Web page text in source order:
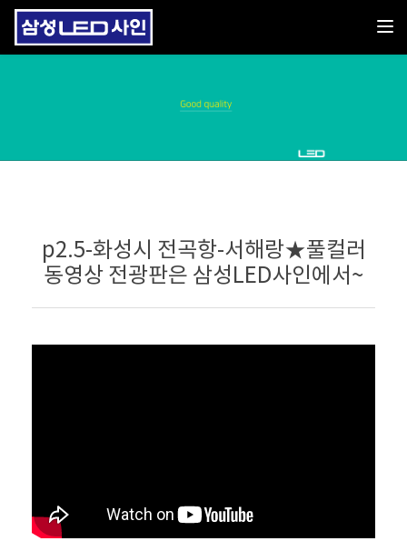
p2.5-화성시 전곡항-서해랑★풀컬러
동영상 전광판은 삼성LED사인에서~